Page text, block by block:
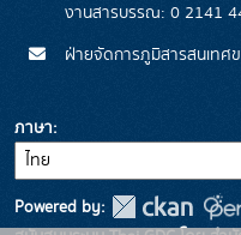
งานสารบรรณ: 0 2141
ฝ่ายจัดการภูมิสารสนเทศ
ภาษา
Powered by: